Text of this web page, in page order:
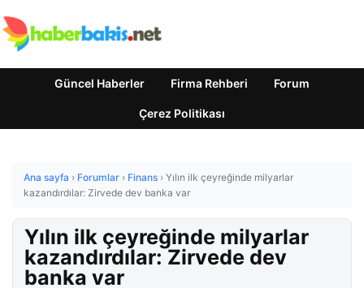
Güncel Haberler Firma Rehberi Forum
Çerez Politikası
Ana sayfa › Forumlar › Finans › Yılın ilk çeyreğinde milyarlar
kazandırdılar: Zirvede dev banka var
Yılın ilk çeyreğinde milyarlar
kazandırdılar: Zirvede dev
banka var